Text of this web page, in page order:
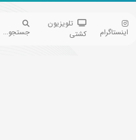
اینستاگرام
تلویزیون
کشتی
جستجو...